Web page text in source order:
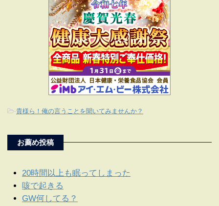
-貴様ら！俺の言うことを聞いてみませんか？
お薦め投稿
20時間以上も眠ってしまった
咳で起きる
GW何してる？